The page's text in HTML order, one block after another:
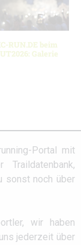
RUN.DE beim
Galerie
Portal mit
sonst noch über
wir haben
jederzeit über